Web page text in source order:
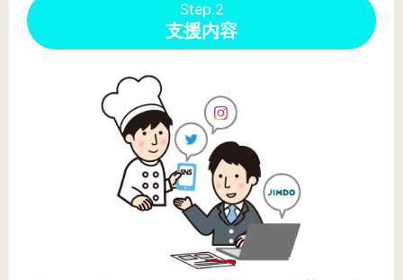
Step.2
支援内容